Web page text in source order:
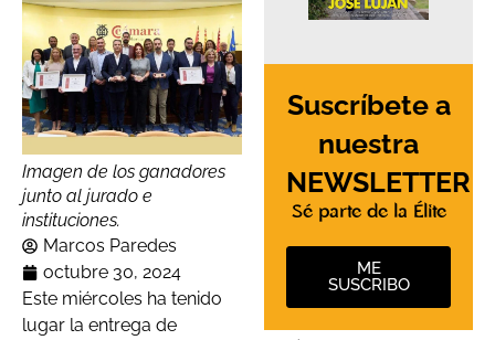
Imagen de los ganadores
junto al jurado e
instituciones.
Marcos Paredes
octubre 30, 2024
Este miércoles ha tenido
lugar la entrega de
Suscríbete a
nuestra
NEWSLETTER
Sé parte de la Élite
ME
SUSCRIBO